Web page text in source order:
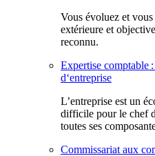
Vous évoluez et
extérieure et
reconnu.
Expertise comptable
d‘entreprise
L’entreprise est un
difficile pour le chef
toutes ses
Commissariat aux